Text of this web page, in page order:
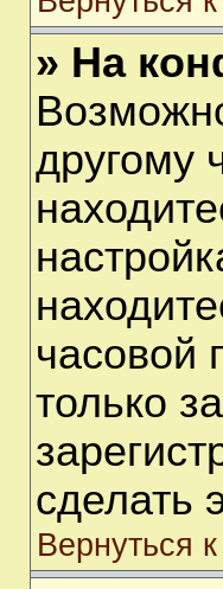
» На
другому
часовой
только
сделать
Вернуться